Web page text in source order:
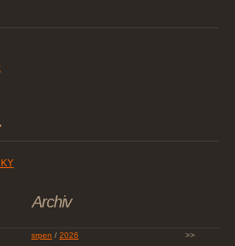
Archiv
srpen / 2026 >>